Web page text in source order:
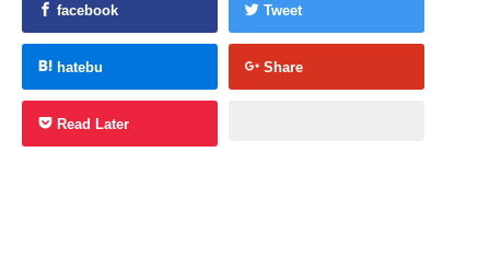
facebook Tweet
hatebu Share
Read Later